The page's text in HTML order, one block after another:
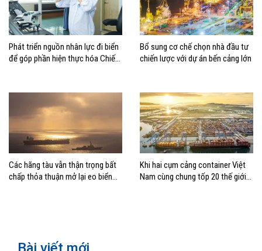
Phát triển nguồn nhân lực đi biển
để góp phần hiện thực hóa Chiến
Bổ sung cơ chế chọn nhà đầu tư
chiến lược với dự án bến cảng lớn
Các hãng tàu vẫn thận trọng bất
chấp thỏa thuận mở lại eo biển
Khi hai cụm cảng container Việt
Nam cùng chung tốp 20 thế giới